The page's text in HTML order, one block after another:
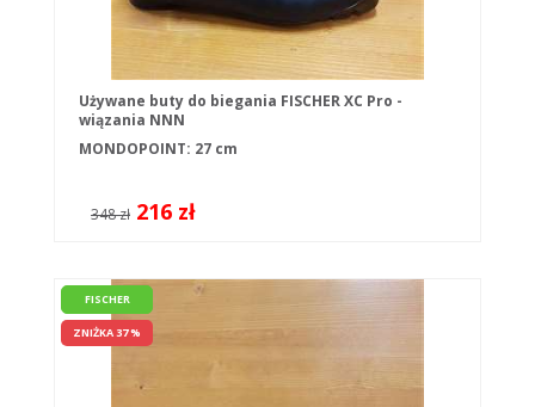
Używane buty do biegania FISCHER XC Pro -
wiązania NNN
MONDOPOINT: 27 cm
348 zł 216 zł
FISCHER
ZNIŻKA 37 %